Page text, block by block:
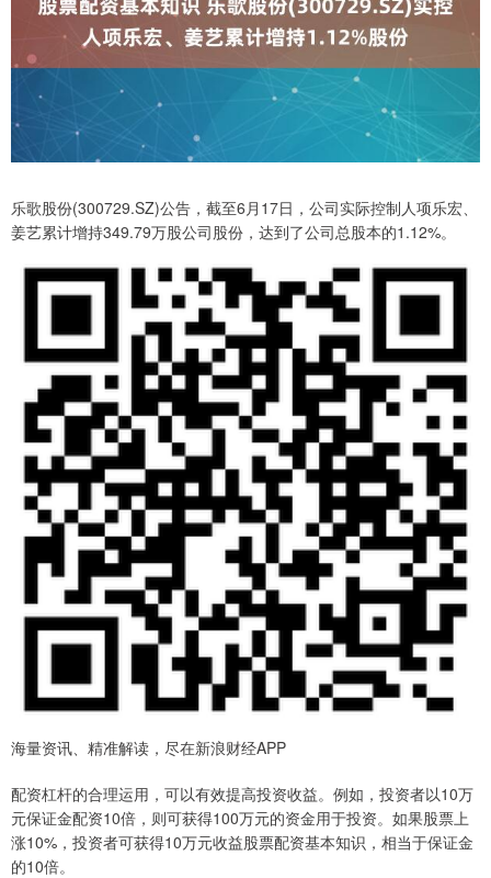
乐歌股份(300729.SZ)公告，截至6月17日，公司实际控制人项乐宏、
姜艺累计增持349.79万股公司股份，达到了公司总股本的1.12%。
海量资讯、精准解读，尽在新浪财经APP
配资杠杆的合理运用，可以有效提高投资收益。例如，投资者以10万
元保证金配资10倍，则可获得100万元的资金用于投资。如果股票上
涨10%，投资者可获得10万元收益股票配资基本知识，相当于保证金
的10倍。